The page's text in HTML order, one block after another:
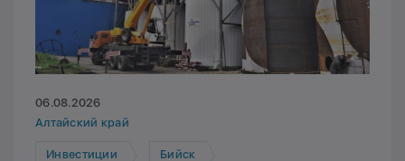
06.08.2026
Алтайский край
Инвестиции Бийск